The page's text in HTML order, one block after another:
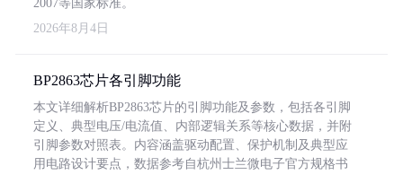
2007等国家标准。
2026年8月4日
BP2863芯片各引脚功能
本文详细解析BP2863芯片的引脚功能及参数，包括各引脚
定义、典型电压/电流值、内部逻辑关系等核心数据，并附
引脚参数对照表。内容涵盖驱动配置、保护机制及典型应
用电路设计要点，数据参考自杭州士兰微电子官方规格书